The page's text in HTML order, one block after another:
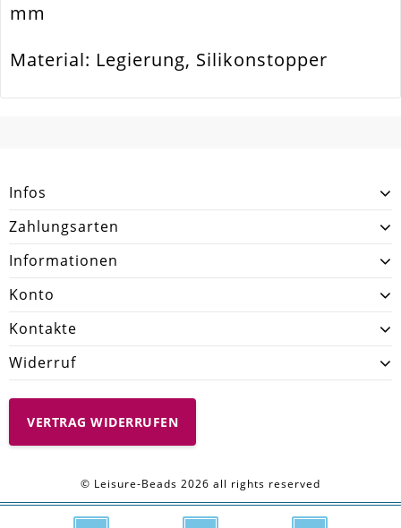
mm
Material: Legierung, Silikonstopper
Infos
Zahlungsarten
Informationen
Konto
Kontakte
Widerruf
VERTRAG WIDERRUFEN
© Leisure-Beads 2026 all rights reserved